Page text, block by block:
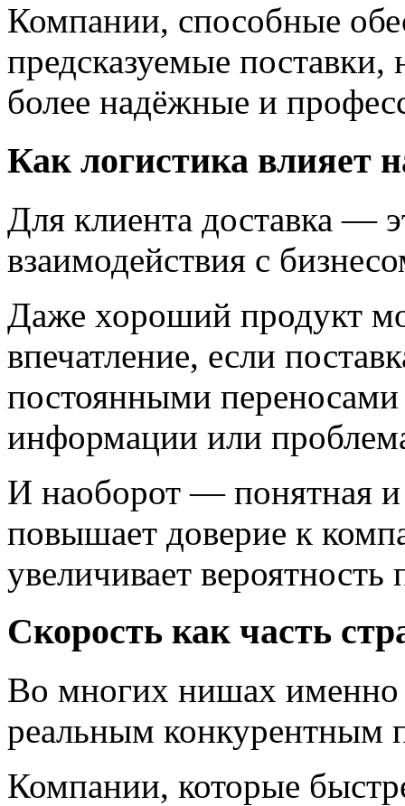
Компании, способные
предсказуемые
более надёжные и
Как логистика влияет
Для клиента доставка —
взаимодействия с
Даже хороший продукт
впечатление, если
постоянными переносами
информации или
И наоборот — понятная и
повышает доверие к
увеличивает вероятность
Скорость как часть
Во многих нишах именно
реальным конкурентным
Компании, которые